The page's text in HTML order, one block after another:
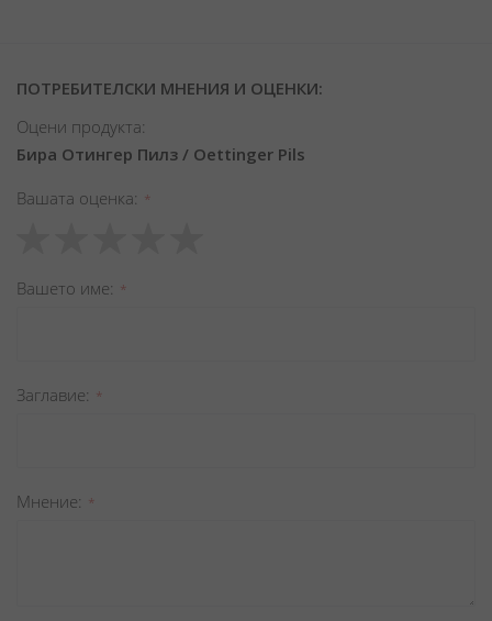
ПОТРЕБИТЕЛСКИ МНЕНИЯ И ОЦЕНКИ:
Оцени продукта:
Бира Отингер Пилз / Oettinger Pils
Вашата оценка
star
stars
stars
stars
stars
Вашето име
Заглавиe
Мнение